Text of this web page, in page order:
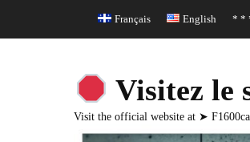
Header Top Menu
Skip Français English * *
Visitez le
Visit the official website at ➤